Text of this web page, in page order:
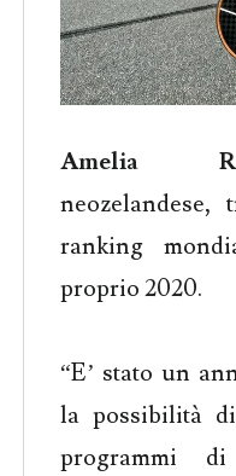
Amelia
ranking
proprio 2020.
“E’ stato un
la possibilità
programmi